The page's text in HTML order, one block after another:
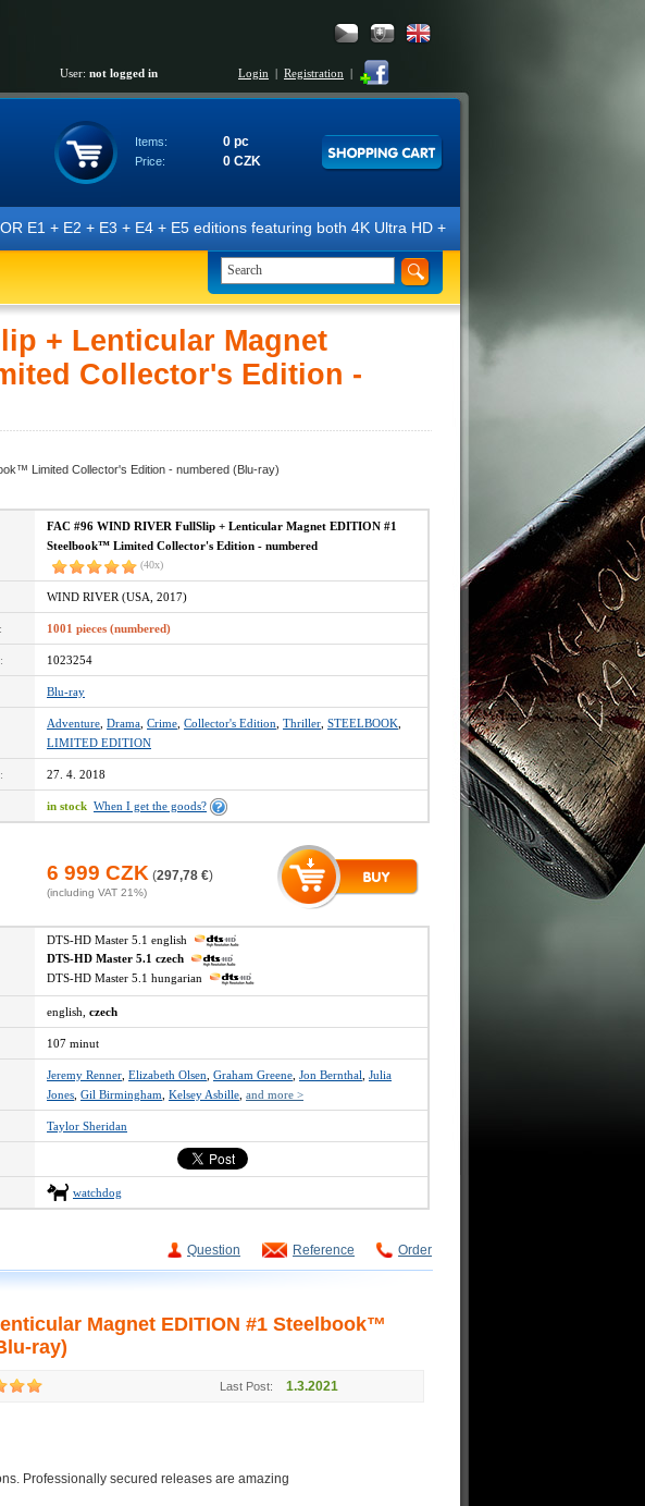
User: not logged in Login | Registration |
Items: 0 pc
Price: 0 CZK
+ E3 + E4 + E5 editions featuring both 4K Ultra HD + Blu-ray 3D/2D discs. The
+ Lenticular Magnet
Collector's Edition -
Limited Collector's Edition - numbered (Blu-ray)
FAC #96 WIND RIVER FullSlip + Lenticular Magnet EDITION #1
Steelbook™ Limited Collector's Edition - numbered
(40x)
WIND RIVER (USA, 2017)
1001 pieces (numbered)
1023254
Blu-ray
Adventure Drama Crime Collector's Edition Thriller STEELBOOK
LIMITED EDITION
27. 4. 2018
in stock When I get the goods?
6 999 CZK (297,78 €)
(including VAT 21%)
DTS-HD Master 5.1 english
DTS-HD Master 5.1 czech
DTS-HD Master 5.1 hungarian
english, czech
107 minut
Jeremy Renner Elizabeth Olsen Graham Greene Jon Bernthal Julia
Jones Gil Birmingham Kelsey Asbille and more >
Taylor Sheridan
watchdog
Question Reference Order
Magnet EDITION #1 Steelbook™
ray)
Last Post: 1.3.2021
Professionally secured releases are amazing